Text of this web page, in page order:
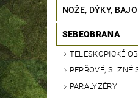
NOŽE, DÝKY,
SEBEOBRANA
TELESKOPICKÉ
PEPŘOVÉ, SLZNÉ
PARALYZÉRY